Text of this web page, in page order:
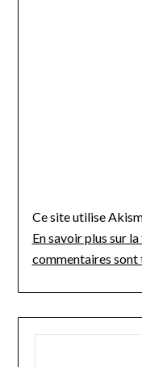
Ce site utilise
En savoir plus sur
commentaires sont